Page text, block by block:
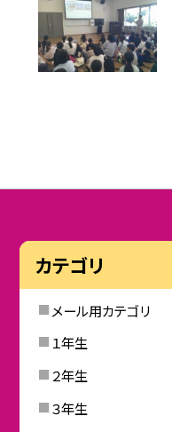
カテゴリ
メール用カテゴリ
１年生
２年生
３年生